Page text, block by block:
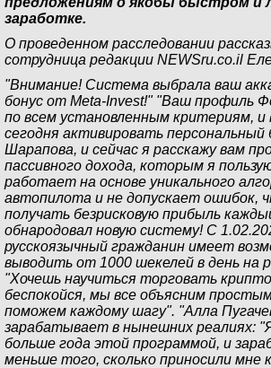
заработке.
О проведенном расследовании
сотрудница редакции NEWSru.co.il
"Внимание! Система выбрала ваш
бонус от Meta-Invest!" "Ваш профиль
по всем установленным критериям,
сегодня активировать персональный
Шарапова, и сейчас я расскажу вам
пассивного дохода, которым я
работает на основе уникального
автопилота и не допускает ошибок,
получать безрисковую прибыль
обнародовал новую систему! С
русскоязычный гражданин имеет
выводить от 1000 шекелей в день на
"Хочешь научиться торговать
беспокойся, мы все объясним
поможем каждому шагу". "Алла
зарабатывает в нынешних реалиях:
больше года этой программой, и
меньше того, сколько приносили мне